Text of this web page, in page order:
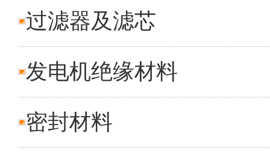
过滤器及滤芯
发电机绝缘材料
密封材料